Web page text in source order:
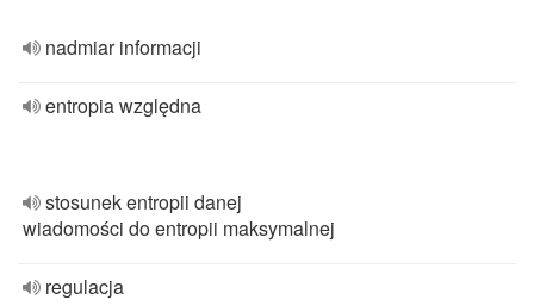
nadmiar informacji
entropia względna
stosunek entropii danej
wiadomości do entropii maksymalnej
regulacja